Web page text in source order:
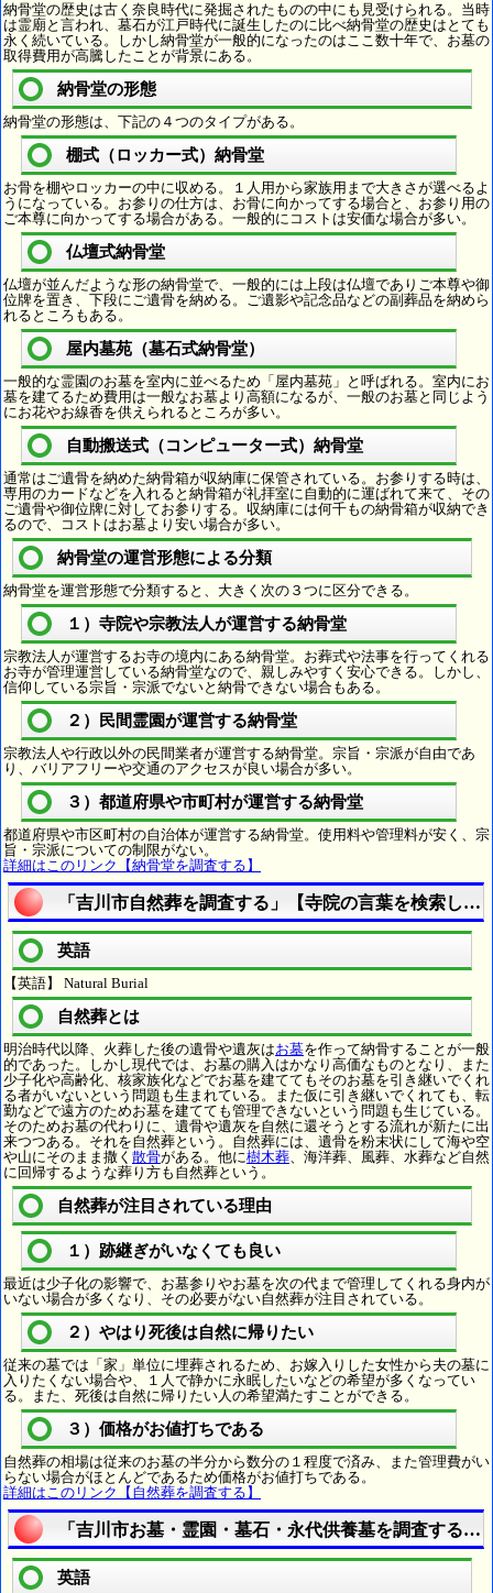
納骨堂の歴史は古く奈良時代に発掘されたものの中にも見受けられる。当時
は霊廟と言われ、墓石が江戸時代に誕生したのに比べ納骨堂の歴史はとても
永く続いている。しかし納骨堂が一般的になったのはここ数十年で、お墓の
取得費用が高騰したことが背景にある。
納骨堂の形態
納骨堂の形態は、下記の４つのタイプがある。
棚式（ロッカー式）納骨堂
お骨を棚やロッカーの中に収める。１人用から家族用まで大きさが選べるよ
うになっている。お参りの仕方は、お骨に向かってする場合と、お参り用の
ご本尊に向かってする場合がある。一般的にコストは安価な場合が多い。
仏壇式納骨堂
仏壇が並んだような形の納骨堂で、一般的には上段は仏壇でありご本尊や御
位牌を置き、下段にご遺骨を納める。ご遺影や記念品などの副葬品を納めら
れるところもある。
屋内墓苑（墓石式納骨堂）
一般的な霊園のお墓を室内に並べるため「屋内墓苑」と呼ばれる。室内にお
墓を建てるため費用は一般なお墓より高額になるが、一般のお墓と同じよう
にお花やお線香を供えられるところが多い。
自動搬送式（コンピューター式）納骨堂
通常はご遺骨を納めた納骨箱が収納庫に保管されている。お参りする時は、
専用のカードなどを入れると納骨箱が礼拝室に自動的に運ばれて来て、その
ご遺骨や御位牌に対してお参りする。収納庫には何千もの納骨箱が収納でき
るので、コストはお墓より安い場合が多い。
納骨堂の運営形態による分類
納骨堂を運営形態で分類すると、大きく次の３つに区分できる。
１）寺院や宗教法人が運営する納骨堂
宗教法人が運営するお寺の境内にある納骨堂。お葬式や法事を行ってくれる
お寺が管理運営している納骨堂なので、親しみやすく安心できる。しかし、
信仰している宗旨・宗派でないと納骨できない場合もある。
２）民間霊園が運営する納骨堂
宗教法人や行政以外の民間業者が運営する納骨堂。宗旨・宗派が自由であ
り、バリアフリーや交通のアクセスが良い場合が多い。
３）都道府県や市町村が運営する納骨堂
都道府県や市区町村の自治体が運営する納骨堂。使用料や管理料が安く、宗
旨・宗派についての制限がない。
詳細はこのリンク【納骨堂を調査する】
「吉川市自然葬を調査する」【寺院の言葉を検索しよ
英語
【英語】 Natural Burial
自然葬とは
明治時代以降、火葬した後の遺骨や遺灰はお墓を作って納骨することが一般
的であった。しかし現代では、お墓の購入はかなり高価なものとなり、また
少子化や高齢化、核家族化などでお墓を建ててもそのお墓を引き継いでくれ
る者がいないという問題も生まれている。また仮に引き継いでくれても、転
勤などで遠方のためお墓を建てても管理できないという問題も生じている。
そのためお墓の代わりに、遺骨や遺灰を自然に還そうとする流れが新たに出
来つつある。それを自然葬という。自然葬には、遺骨を粉末状にして海や空
や山にそのまま撒く 散骨がある。他に樹木葬、海洋葬、風葬、水葬など自然
に回帰するような葬り方も自然葬という。
自然葬が注目されている理由
１）跡継ぎがいなくても良い
最近は少子化の影響で、お墓参りやお墓を次の代まで管理してくれる身内が
いない場合が多くなり、その必要がない自然葬が注目されている。
２）やはり死後は自然に帰りたい
従来の墓では「家」単位に埋葬されるため、お嫁入りした女性から夫の墓に
入りたくない場合や、１人で静かに永眠したいなどの希望が多くなってい
る。また、死後は自然に帰りたい人の希望満たすことができる。
３）価格がお値打ちである
自然葬の相場は従来のお墓の半分から数分の１程度で済み、また管理費がい
らない場合がほとんどであるため価格がお値打ちである。
詳細はこのリンク【自然葬を調査する】
「吉川市お墓・霊園・墓石・永代供養墓を調査する」
英語